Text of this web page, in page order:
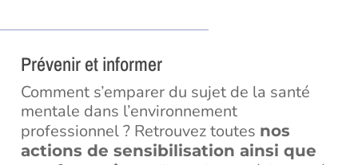
Prévenir et informer
Comment s’emparer du sujet de la santé
mentale dans l’environnement
professionnel ? Retrouvez toutes nos
actions de sensibilisation ainsi que